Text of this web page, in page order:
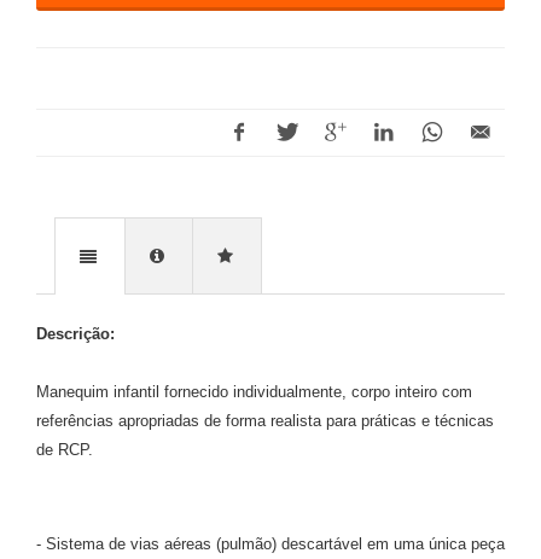
Descrição:
Manequim infantil fornecido individualmente, corpo inteiro com
referências apropriadas de forma realista para práticas e técnicas
de RCP.
- Sistema de vias aéreas (pulmão) descartável em uma única peça